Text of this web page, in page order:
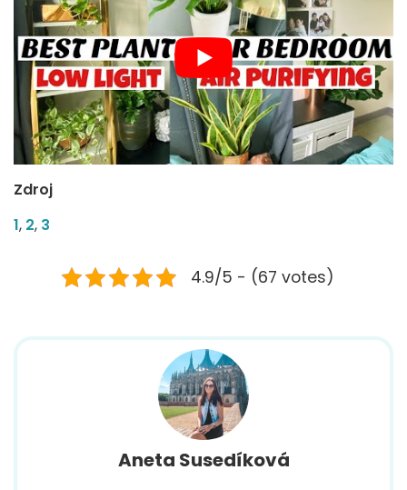
Zdroj
1, 2, 3
4.9/5 - (67 votes)
Aneta Susedíková